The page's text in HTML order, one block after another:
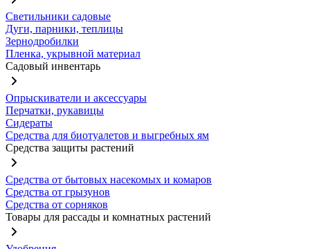
Светильники садовые
Дуги, парники, теплицы
Зернодробилки
Пленка, укрывной материал
Садовый инвентарь
Опрыскиватели и аксессуары
Перчатки, рукавицы
Сидераты
Средства для биотуалетов и выгребных ям
Средства защиты растений
Средства от бытовых насекомых и комаров
Средства от грызунов
Средства от сорняков
Товары для рассады и комнатных растений